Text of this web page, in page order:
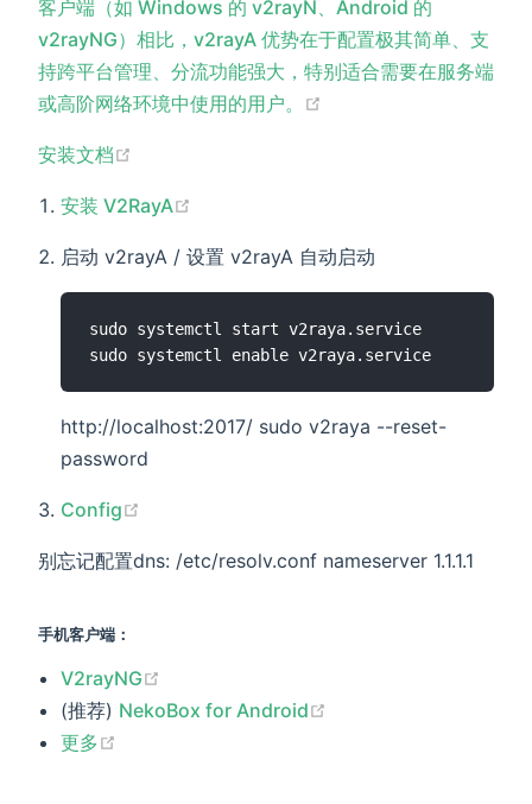
客户端（如 Windows 的 v2rayN、Android 的
v2rayNG）相比，v2rayA 优势在于配置极其简单、支
持跨平台管理、分流功能强大，特别适合需要在服务端
或高阶网络环境中使用的用户。
安装文档
安装 V2RayA
启动 v2rayA / 设置 v2rayA 自动启动
sudo systemctl start v2raya.service
http://localhost:2017/ sudo v2raya --reset-
password
Config
别忘记配置dns: /etc/resolv.conf nameserver 1.1.1.1
手机客户端：
V2rayNG
(推荐) NekoBox for Android
更多